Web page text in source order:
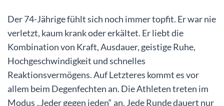
Der 74-Jährige fühlt sich noch immer topfit. Er war nie
verletzt, kaum krank oder erkältet. Er liebt die
Kombination von Kraft, Ausdauer, geistige Ruhe,
Hochgeschwindigkeit und schnelles
Reaktionsvermögens. Auf Letzteres kommt es vor
allem beim Degenfechten an. Die Athleten treten im
Modus „Jeder gegen jeden“ an. Jede Runde dauert nur